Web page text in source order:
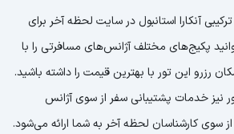
آنکارا استانبول در سایت لحظه آخر برای
پکیج‌های مختلف آژانس‌های مسافرتی را با
رزرو این تور با بهترین قیمت را داشته باشید.
نیز خدمات پشتیبانی سفر از سوی آژانس
سوی کارشناسان لحظه آخر به شما ارائه می‌شود.